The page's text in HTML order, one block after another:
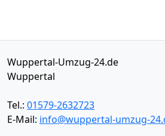
Wuppertal-Umzug-24.de
Wuppertal
Tel.: 01579-2632723
E-Mail: info@wuppertal-umzug-